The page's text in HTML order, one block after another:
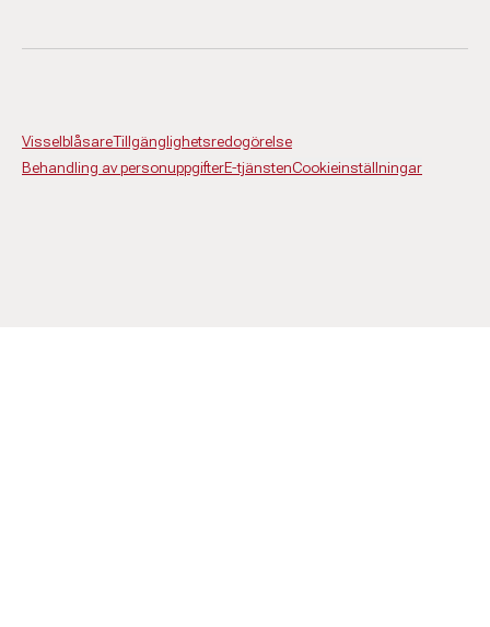
VisselblåsareTillgänglighetsredogörelse
Behandling av personuppgifterE-tjänstenCookieinställningar